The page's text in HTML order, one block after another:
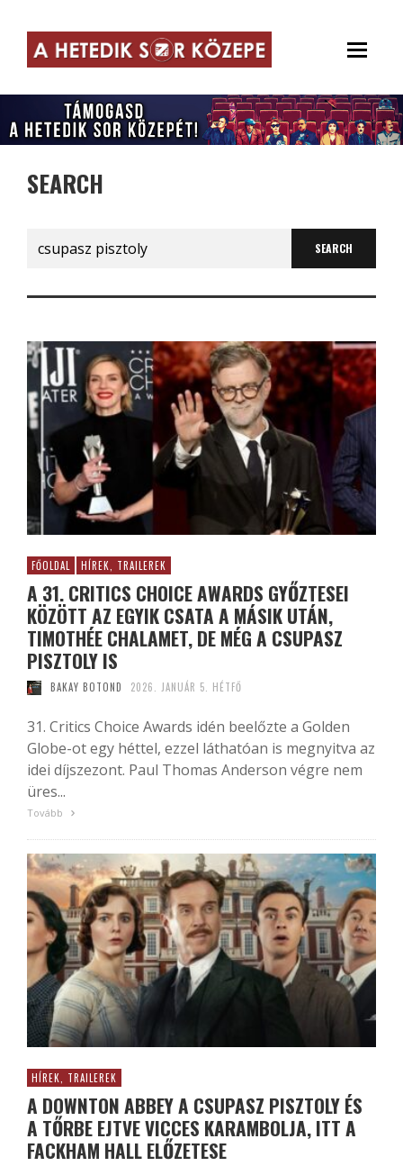
SEARCH
for:
FŐOLDAL HÍREK, TRAILEREK
A 31. CRITICS CHOICE AWARDS GYŐZTESEI
KÖZÖTT AZ EGYIK CSATA A MÁSIK UTÁN,
TIMOTHÉE CHALAMET, DE MÉG A CSUPASZ
PISZTOLY IS
BAKAY BOTOND 2026. JANUÁR 5. HÉTFŐ
31. Critics Choice Awards idén beelőzte a Golden
Globe-ot egy héttel, ezzel láthatóan is megnyitva az
idei díjszezont. Paul Thomas Anderson végre nem
üres...
Tovább
HÍREK, TRAILEREK
A DOWNTON ABBEY A CSUPASZ PISZTOLY ÉS
A TŐRBE EJTVE VICCES KARAMBOLJA, ITT A
FACKHAM HALL ELŐZETESE